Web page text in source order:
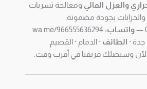
والعزل المائي ومعالجة تسربات
بجودة مضمونة.
واتساب:
جدة · الطائف · الدمام · القصيم.
وسيصلك فريقنا في أقرب وقت.